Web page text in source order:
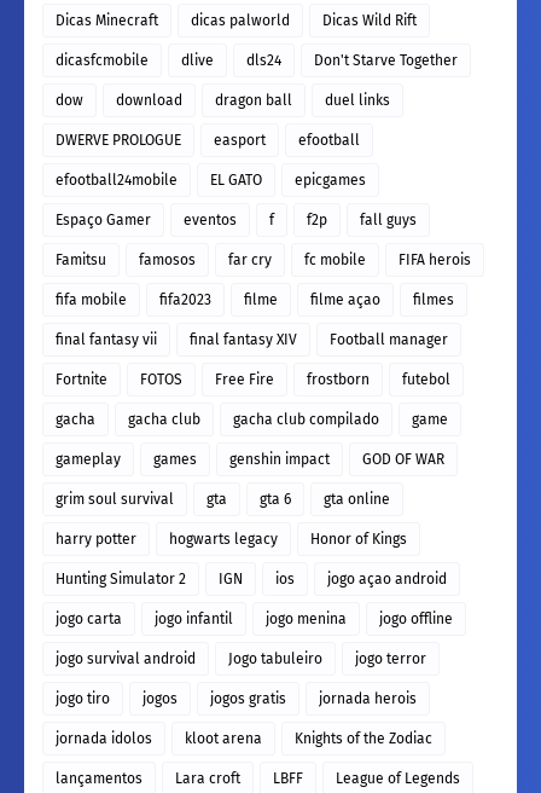
Dicas Minecraft dicas palworld Dicas Wild Rift
dicasfcmobile dlive dls24 Don't Starve Together
dow download dragon ball duel links
DWERVE PROLOGUE easport efootball
efootball24mobile EL GATO epicgames
Espaço Gamer eventos f f2p fall guys
Famitsu famosos far cry fc mobile FIFA herois
fifa mobile fifa2023 filme filme açao filmes
final fantasy vii final fantasy XIV Football manager
Fortnite FOTOS Free Fire frostborn futebol
gacha gacha club gacha club compilado game
gameplay games genshin impact GOD OF WAR
grim soul survival gta gta 6 gta online
harry potter hogwarts legacy Honor of Kings
Hunting Simulator 2 IGN ios jogo açao android
jogo carta jogo infantil jogo menina jogo offline
jogo survival android Jogo tabuleiro jogo terror
jogo tiro jogos jogos gratis jornada herois
jornada idolos kloot arena Knights of the Zodiac
lançamentos Lara croft LBFF League of Legends